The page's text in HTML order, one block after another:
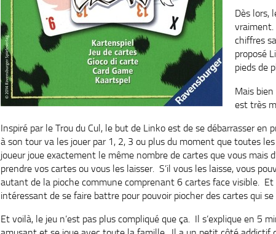
Dès lors,
vraiment.
chiffres
proposé
pieds de
Mais
est très
Inspiré par le Trou du Cul, le but de Linko est de se débarrasser en
à son tour va les jouer par 1, 2, 3 ou plus du moment que toutes
joueur joue exactement le même nombre de cartes que vous mais
prendre vos cartes ou vous les laisser. S’il vous les laisse, vous
autant de la pioche commune comprenant 6 cartes face visible.
intéressant de se faire battre pour pouvoir piocher des cartes qui
Et voilà, le jeu n’est pas plus compliqué que ça. Il s’explique en 5